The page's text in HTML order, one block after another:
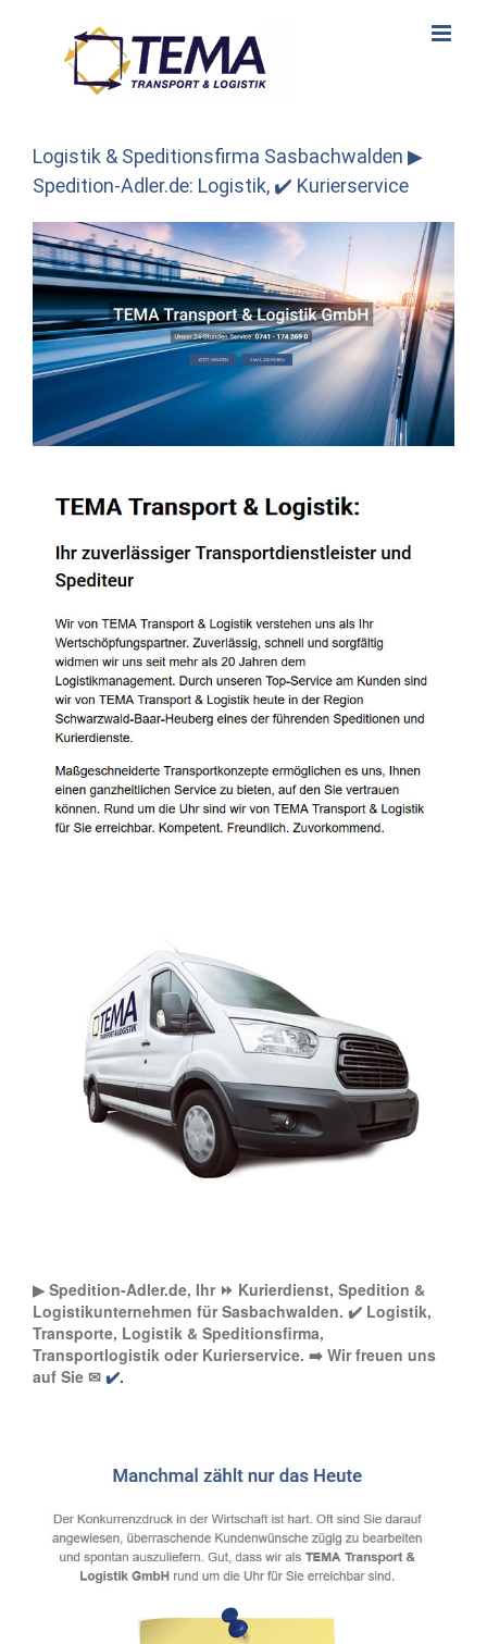
Logistik & Speditionsfirma Sasbachwalden ▶︎
Spedition-Adler.de: Logistik, ✔️ Kurierservice
▶︎ Spedition-Adler.de, Ihr ⏩ Kurierdienst, Spedition &
Logistikunternehmen für Sasbachwalden. ✔️ Logistik,
Transporte, Logistik & Speditionsfirma,
Transportlogistik oder Kurierservice. ➡️ Wir freuen uns
auf Sie ✉ ✔️.